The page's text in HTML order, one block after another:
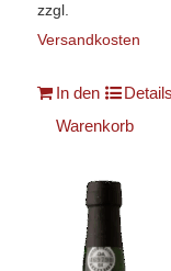
zzgl.
Versandkosten
In den
Warenkorb
Details